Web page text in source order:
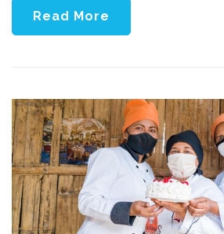
Read More